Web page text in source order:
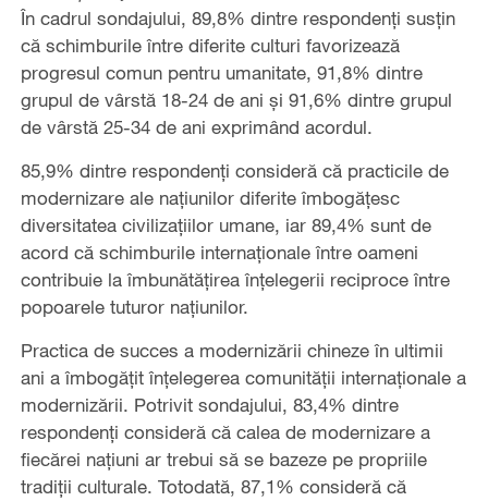
În cadrul sondajului, 89,8% dintre respondenți susțin
că schimburile între diferite culturi favorizează
progresul comun pentru umanitate, 91,8% dintre
grupul de vârstă 18-24 de ani și 91,6% dintre grupul
de vârstă 25-34 de ani exprimând acordul.
85,9% dintre respondenți consideră că practicile de
modernizare ale națiunilor diferite îmbogățesc
diversitatea civilizațiilor umane, iar 89,4% sunt de
acord că schimburile internaționale între oameni
contribuie la îmbunătățirea înțelegerii reciproce între
popoarele tuturor națiunilor.
Practica de succes a modernizării chineze în ultimii
ani a îmbogățit înțelegerea comunității internaționale a
modernizării. Potrivit sondajului, 83,4% dintre
respondenți consideră că calea de modernizare a
fiecărei națiuni ar trebui să se bazeze pe propriile
tradiții culturale. Totodată, 87,1% consideră că